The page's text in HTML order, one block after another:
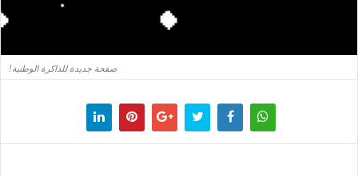
صفحة جديدة للذاكرة الوطنية!